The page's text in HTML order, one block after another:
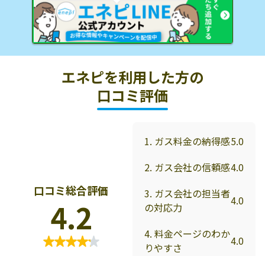
エネピを利用した方の
口コミ評価
口コミ総合評価
4.2
1. ガス料金の納得感5.0
2. ガス会社の信頼感4.0
3. ガス会社の担当者
の対応力
4.0
4. 料金ページのわか
りやすさ
4.0